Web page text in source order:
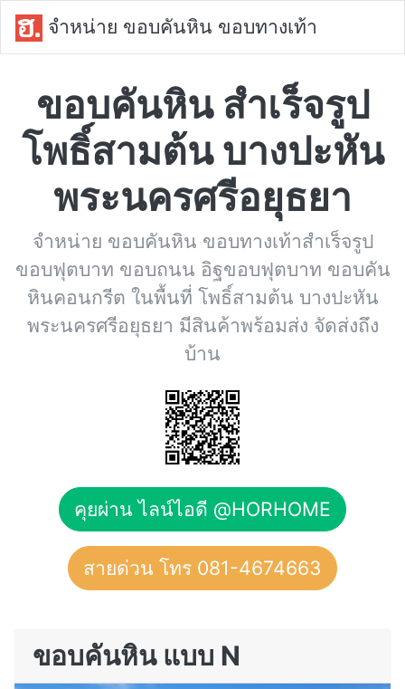
จำหน่าย ขอบคันหิน ขอบทางเท้า
ขอบคันหิน สำเร็จรูป
โพธิ์สามต้น บางปะหัน
พระนครศรีอยุธยา
จำหน่าย ขอบคันหิน ขอบทางเท้าสำเร็จรูป
ขอบฟุตบาท ขอบถนน อิฐขอบฟุตบาท ขอบคัน
หินคอนกรีต ในพื้นที่ โพธิ์สามต้น บางปะหัน
พระนครศรีอยุธยา มีสินค้าพร้อมส่ง จัดส่งถึง
บ้าน
คุยผ่าน ไลน์ไอดี @HORHOME
สายด่วน โทร 081-4674663
ขอบคันหิน แบบ N